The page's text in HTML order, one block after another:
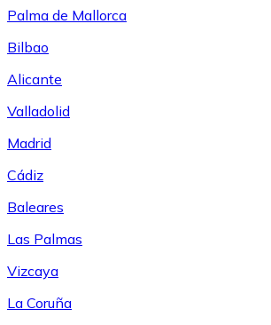
Palma de Mallorca
Bilbao
Alicante
Valladolid
Madrid
Cádiz
Baleares
Las Palmas
Vizcaya
La Coruña